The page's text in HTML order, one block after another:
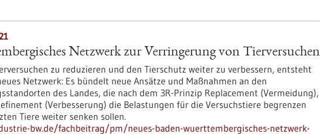
Netzwerk zur Verringerung von Tierversuchen
zu reduzieren und den Tierschutz weiter zu verbessern, entsteht
Netzwerk: Es bündelt neue Ansätze und Maßnahmen an den
des Landes, die nach dem 3R-Prinzip Replacement (Vermeidung),
(Verbesserung) die Belastungen für die Versuchstiere begrenzen
Tiere weiter senken sollen.
bw.de/fachbeitrag/pm/neues-baden-wuerttembergisches-netzwerk-